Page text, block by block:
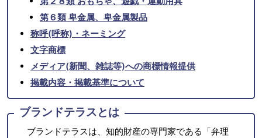
第６類 卑金属、卑金属製品
称呼(呼称)・ネーミング
文字商標
メディア(新聞、雑誌等)への商標情報提供
掲載内容・掲載基準について
ブランドテラスとは
ブランドテラスは、知的財産の専門家である「弁理